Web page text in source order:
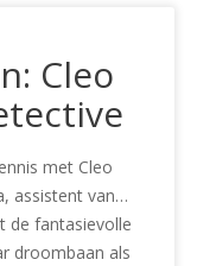
Cleo
met Cleo
assistent van…
de fantasievolle
droombaan als